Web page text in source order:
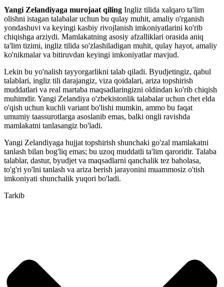
Yangi Zelandiyaga murojaat qiling Ingliz tilida xalqaro ta'lim
olishni istagan talabalar uchun bu qulay muhit, amaliy o'rganish
yondashuvi va keyingi kasbiy rivojlanish imkoniyatlarini ko'rib
chiqishga arziydi. Mamlakatning asosiy afzalliklari orasida aniq
ta'lim tizimi, ingliz tilida so'zlashiladigan muhit, qulay hayot, amaliy
ko'nikmalar va bitiruvdan keyingi imkoniyatlar mavjud.
Lekin bu yo'nalish tayyorgarlikni talab qiladi. Byudjetingiz, qabul
talablari, ingliz tili darajangiz, viza qoidalari, ariza topshirish
muddatlari va real martaba maqsadlaringizni oldindan ko'rib chiqish
muhimdir. Yangi Zelandiya o'zbekistonlik talabalar uchun chet elda
o'qish uchun kuchli variant bo'lishi mumkin, ammo bu faqat
umumiy taassurotlarga asoslanib emas, balki ongli ravishda
mamlakatni tanlasangiz bo'ladi.
Yangi Zelandiyaga hujjat topshirish shunchaki go'zal mamlakatni
tanlash bilan bog'liq emas; bu uzoq muddatli ta'lim qaroridir. Talaba
talablar, dastur, byudjet va maqsadlarni qanchalik tez baholasa,
to'g'ri yo'lni tanlash va ariza berish jarayonini muammosiz o'tish
imkoniyati shunchalik yuqori bo'ladi.
Tarkib